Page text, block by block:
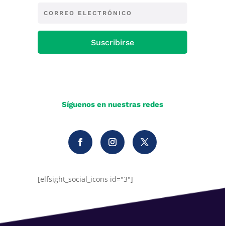
Suscribirse
Síguenos en nuestras redes
[elfsight_social_icons id="3"]